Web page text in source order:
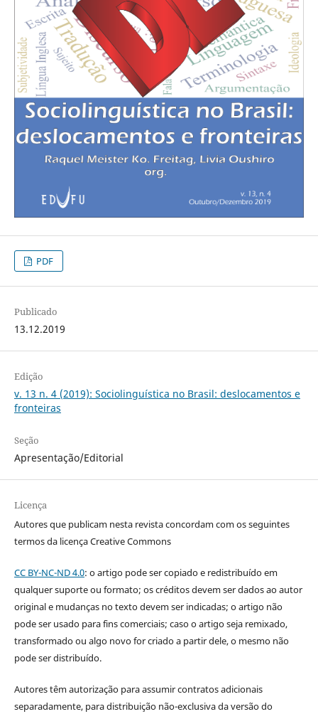
PDF
Publicado
13.12.2019
Edição
v. 13 n. 4 (2019): Sociolinguística no Brasil: deslocamentos e
fronteiras
Seção
Apresentação/Editorial
Licença
Autores que publicam nesta revista concordam com os seguintes
termos da licença Creative Commons
CC BY-NC-ND 4.0: o artigo pode ser copiado e redistribuído em
qualquer suporte ou formato; os créditos devem ser dados ao autor
original e mudanças no texto devem ser indicadas; o artigo não
pode ser usado para fins comerciais; caso o artigo seja remixado,
transformado ou algo novo for criado a partir dele, o mesmo não
pode ser distribuído.
Autores têm autorização para assumir contratos adicionais
separadamente, para distribuição não-exclusiva da versão do